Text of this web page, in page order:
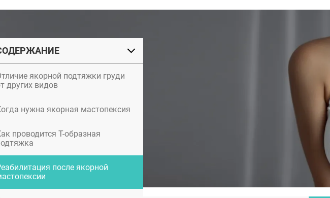
якорной подтяжки груди
других видов
нужна якорная мастопексия
проводится Т-образная
после якорной